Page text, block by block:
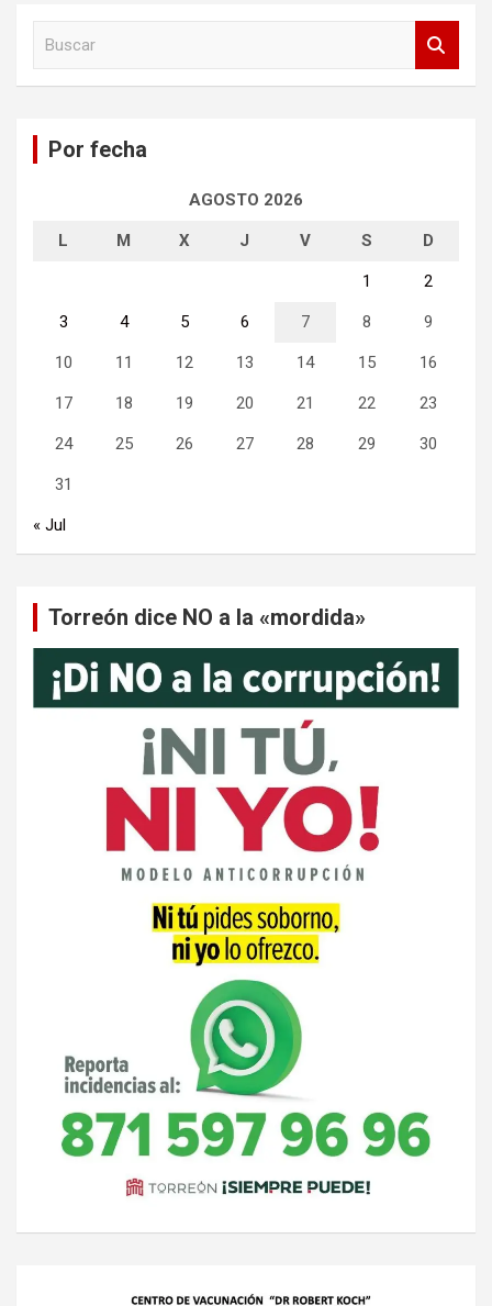
Por fecha
AGOSTO 2026
L M X J V S D
1 2
3 4 5 6 7 8 9
10 11 12 13 14 15 16
17 18 19 20 21 22 23
24 25 26 27 28 29 30
31
« Jul
Torreón dice NO a la «mordida»